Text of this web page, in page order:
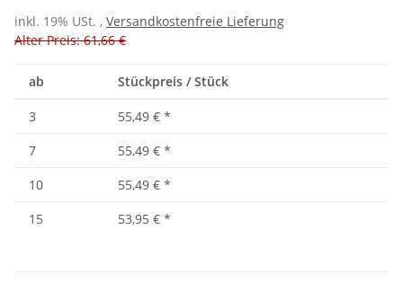
inkl. 19% USt. , Versandkostenfreie Lieferung
Alter Preis: 61,66 €
ab Stückpreis / Stück
3 55,49 € *
7
55,49 € *
10
55,49 € *
15
53,95 € *